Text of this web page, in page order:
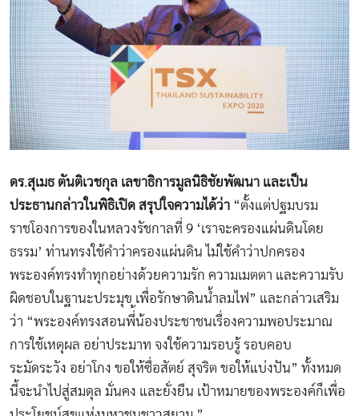
ดร.สุเมธ ตันติเวชกุล เลขาธิการมูลนิธิชัยพัฒนา และเป็น
ประธานกล่าวในพิธิเปิด สรุปใจความได้ว่า “ตั้งแต่ปฐมบรม
ราชโองการของในหลวงรัชกาลที่ 9 ‘เราจะครองแผ่นดินโดย
ธรรม’ ท่านทรงใช้คำว่าครองแผ่นดิน ไม่ใช้คำว่าปกครอง
พระองค์ทรงทำทุกอย่างด้วยความรัก ความเมตตา และความรับ
ผิดชอบในฐานะประมุข เพื่อรักษาดินน้ำลมไฟ” และกล่าวเสริม
ว่า “พระองค์ทรงสอนพี่้น้องประชาชนเรื่องความพอประมาณ
การใช้เหตุผล อย่าประมาท จงใช้ความรอบรู้ รอบคอบ
ระมัดระวัง อย่าโกง ขอให้ซื่อสัตย์ สุจริต ขอให้แบ่งปัน” ทั้งหมด
นี้จะนำไปสู่สมดุล มั่นคง และยั่งยืน เป้าหมายของพระองค์ก็เพื่อ